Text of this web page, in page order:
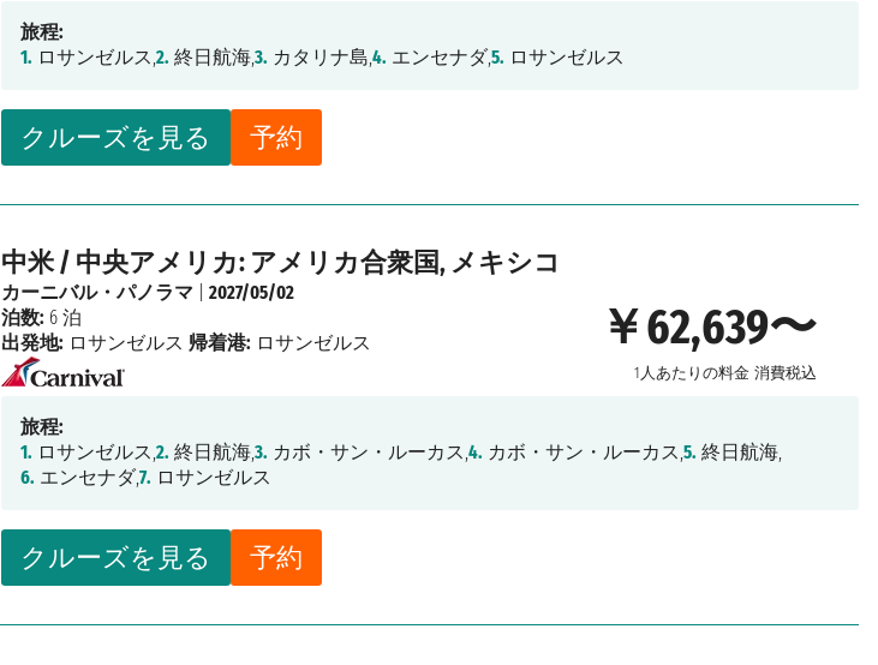
クルーズを見る 予約
旅程:
1. ロサンゼルス,2. 終日航海,3. カタリナ島,4. エンセナダ,5. ロサンゼルス
中米 / 中央アメリカ: アメリカ合衆国, メキシコ
￥62,639〜
1人あたりの料金 消費税込
クルーズを見る 予約
カーニバル・パノラマ |2027/05/02
泊数: 6 泊
出発地: ロサンゼルス 帰着港: ロサンゼルス
旅程:
1. ロサンゼルス,2. 終日航海,3. カボ・サン・ルーカス,4. カボ・サン・ルーカス,5. 終日航海,
6. エンセナダ,7. ロサンゼルス